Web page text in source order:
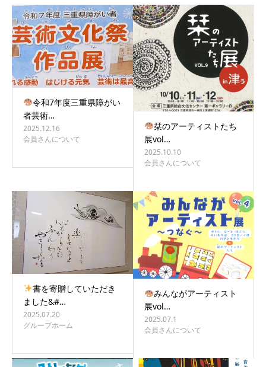
令和7年度三重県障がい
者芸術…
2025.12.16
会員さんについて
栞のアーティストたち
展vol…
2025.10.10
会員さんについて
書を寄贈していただき
ました&#…
2025.07.20
グループホーム
みんながアーティスト
展vol…
2025.07.1
会員さんについて